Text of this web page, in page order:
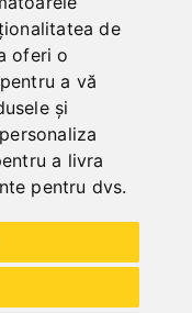
de
oferi o
pentru a vă
și
a livra
pentru dvs.
wird das
und optimiert.